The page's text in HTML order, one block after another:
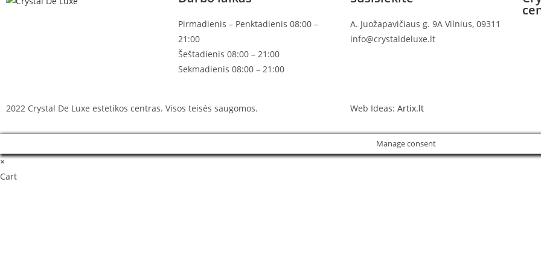
Pirmadienis – Penktadienis 08:00 –
21:00
Šeštadienis 08:00 – 21:00
Sekmadienis 08:00 – 21:00
A. Juožapavičiaus g. 9A Vilnius, 09311
info@crystaldeluxe.lt
2022 Crystal De Luxe estetikos centras. Visos teisės saugomos. Web Ideas: Artix.lt
Manage consent
×
Cart